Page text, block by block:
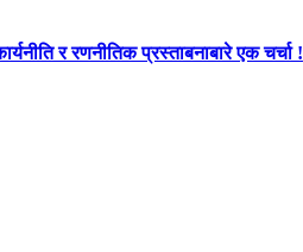
र रणनीतिक प्रस्ताबनाबारे एक चर्चा !